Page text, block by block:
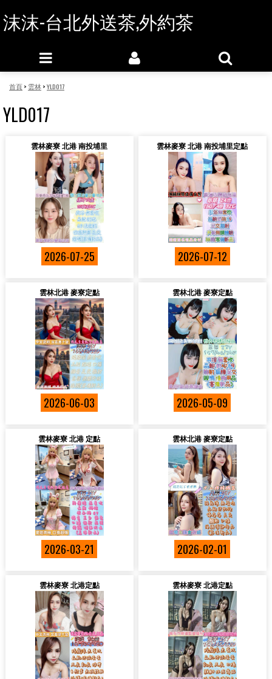
沫沫-台北外送茶,外約茶
首頁> 雲林>YLD017
YLD017
雲林麥寮 北港 南投埔里
2026-07-25
雲林麥寮 北港 南投埔里定點
2026-07-12
雲林北港 麥寮定點
2026-06-03
雲林北港 麥寮定點
2026-05-09
雲林麥寮 北港 定點
2026-03-21
雲林北港 麥寮定點
2026-02-01
雲林麥寮 北港定點 雲林麥寮 北港定點